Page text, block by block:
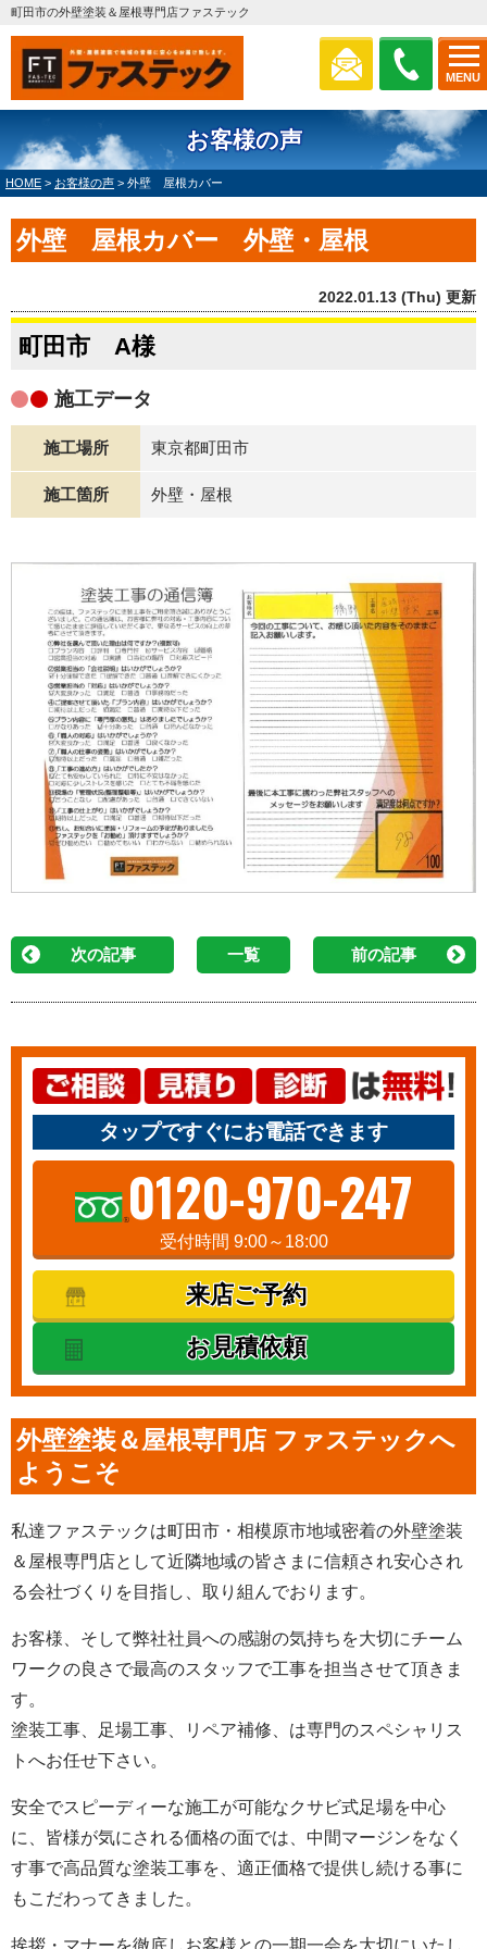
MENU
町田市の外壁塗装＆屋根専門店ファステック
お客様の声
HOME > お客様の声 > 外壁 屋根カバー
外壁 屋根カバー 外壁・屋根
2022.01.13 (Thu) 更新
町田市 A様
施工データ
施工場所 東京都町田市
施工箇所 外壁・屋根
次の記事 一覧 前の記事
タップですぐにお電話できます
0120-970-247
受付時間 9:00～18:00
来店ご予約
お見積依頼
外壁塗装＆屋根専門店 ファステックへ
ようこそ
私達ファステックは町田市・相模原市地域密着の外壁塗装
＆屋根専門店として近隣地域の皆さまに信頼され安心され
る会社づくりを目指し、取り組んでおります。
お客様、そして弊社社員への感謝の気持ちを大切にチーム
ワークの良さで最高のスタッフで工事を担当させて頂きま
す。
塗装工事、足場工事、リペア補修、は専門のスペシャリス
トへお任せ下さい。
安全でスピーディーな施工が可能なクサビ式足場を中心
に、皆様が気にされる価格の面では、中間マージンをなく
す事で高品質な塗装工事を、適正価格で提供し続ける事に
もこだわってきました。
挨拶・マナーを徹底しお客様との一期一会を大切にいたし